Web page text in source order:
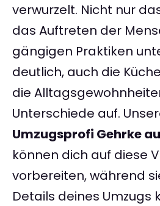
verwurzelt. Nicht nur
das Auftreten der
gängigen Praktiken
deutlich, auch die
die
Unterschiede auf.
Umzugsprofi Gehrke
können dich auf diese
vorbereiten, während
Details deines Umzugs